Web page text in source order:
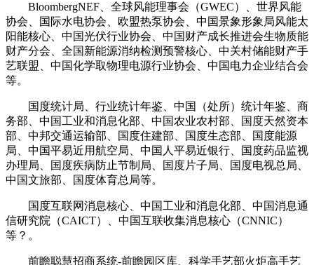
BloombergNEF、全球风能理事会（GWEC）、世界风能
协会、国际水电协会、欧盟热泵协会、中国景象形象局风能太
阳能核心、中国光伏行业协会、中国财产成长推进会生物质能
财产分会、全国新能源消纳检测预警核心、中关村储能财产手
艺联盟、中国化学取物理电源行业协会、中国电力企业结合会
等。
国度统计局、行业统计年鉴、中国（处所）统计年鉴、商
务部、中国工业和消息化部、中国农业农村部、国度天然资本
部、中邦交通运输部、国度住建部、国度生态部、国度能源
局、中国平易近用航空局、中国人平易近银行、国度药品监视
办理局、国度疾病防止节制局、国度片子局、国度电视总局、
中国文旅部、国度体育总局等。
国度互联网消息核心、中国工业和消息化部、中国消息通
信研究院（CAICT）、中国互联收集消息核心（CNNIC）
等？。
前瞻聪慧招商系统-前瞻园区库、科学手艺部火炬高手艺